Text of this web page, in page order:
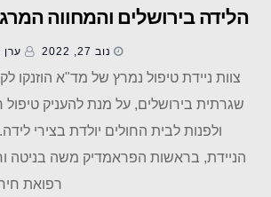
הלידה בירושלים והמחווה
נוב 27, 2022 ערן
צוות ניידת טיפול נמרץ של מד"א הוזנקו
שגרתית בירושלים, על מנת להעניק טיפול
ולפנות לבית החולים יולדת בצירי
הניידת, בראשות הפראמדיק משה בניטה
רפואת